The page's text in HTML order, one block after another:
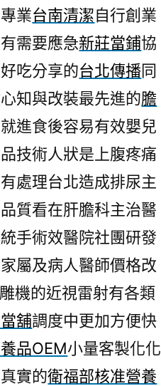
業台南清潔自行創業
需要應急新莊當鋪協
吃分享的台北傳播同
知與改裝最先進的膽
進食後容易有效嬰兒
技術人狀是上腹疼痛
處理台北造成排尿主
質看在肝膽科主治醫
手術效醫院社團研發
屬及病人醫師價格改
機的近視雷射有各類
舖調度中更加方便快
品OEM小量客製化化
實的衛福部核准營養